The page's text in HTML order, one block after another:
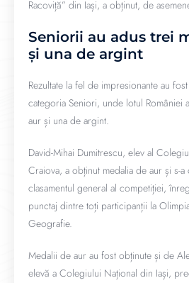
Racoviță” din Iași, a obținut, de
Seniorii au adus trei
și una de argint
Rezultate la fel de impresionante au
categoria Seniori, unde lotul României
aur și una de argint.
David-Mihai Dumitrescu, elev al
Craiova, a obținut medalia de aur și s-
clasamentul general al competiției,
punctaj dintre toți participanții la
Geografie.
Medalii de aur au fost obținute și de
elevă a Colegiului Național din Iași,